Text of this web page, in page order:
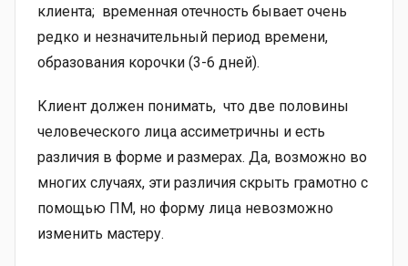
клиента; временная отечность бывает очень
редко и незначительный период времени,
образования корочки (3-6 дней).
Клиент должен понимать, что две половины
человеческого лица ассиметричны и есть
различия в форме и размерах. Да, возможно во
многих случаях, эти различия скрыть грамотно с
помощью ПМ, но форму лица невозможно
изменить мастеру.